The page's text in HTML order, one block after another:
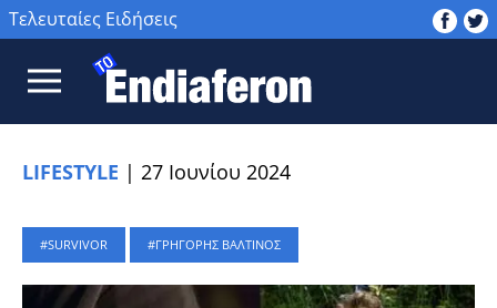
Τελευταίες Ειδήσεις
LIFESTYLE | 27 Ιουνίου 2024
SURVIVOR ΓΡΗΓΟΡΗΣ ΒΑΛΤΙΝΟΣ